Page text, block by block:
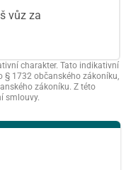
vůz za
charakter. Tato indikativní
§ 1732 občanského zákoníku,
zákoníku. Z této
smlouvy.